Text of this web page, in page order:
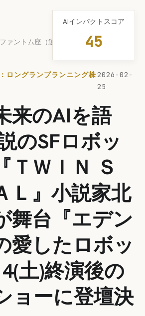
ロングランプランニング株2026-02-
25
来のAIを語
のSFロボッ
ＴＷＩＮ Ｓ
Ｌ』小説家北
舞台『エデン
愛したロボッ
土)終演後の
ョーに登壇決
AIインパクトスコア
45